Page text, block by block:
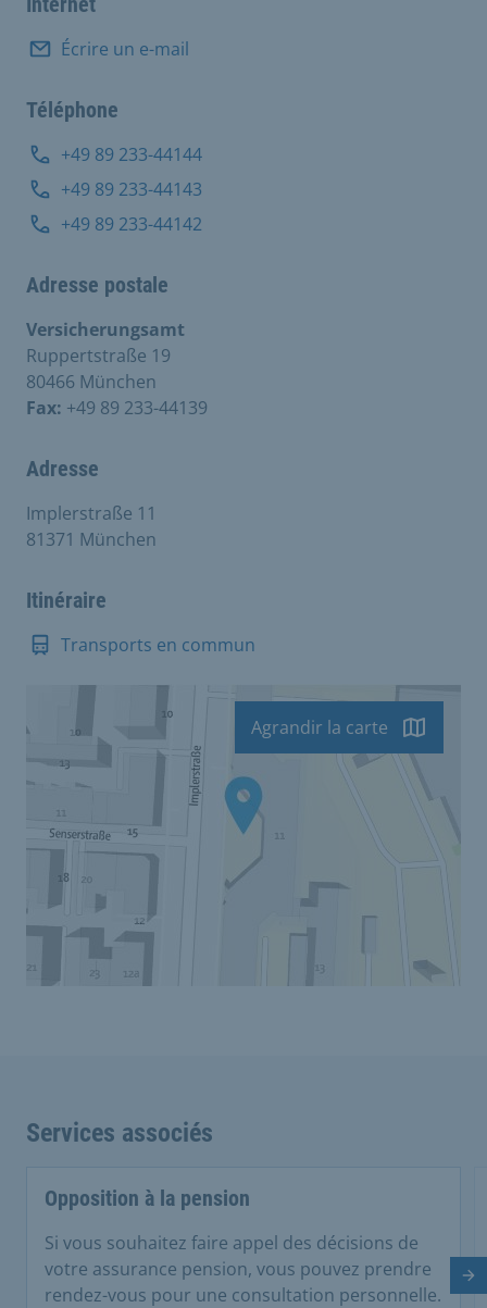
Écrire un e-mail
Téléphone
+49 89 233-44144
+49 89 233-44143
+49 89 233-44142
Adresse postale
Versicherungsamt
Ruppertstraße 19
80466 München
Fax: +49 89 233-44139
Adresse
Implerstraße 11
81371 München
Itinéraire
Transports en commun
Agrandir la carte
Services associés
Opposition à la pension
Si vous souhaitez faire appel des décisions de
votre assurance pension, vous pouvez prendre
rendez-vous pour une consultation personnelle.